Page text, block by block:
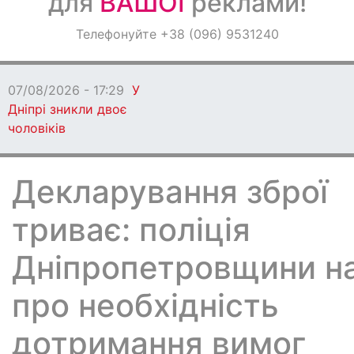
ОголошенняТелефонуйте +38 (096) 9531240
07/08/2026 - 17:29 У
Дніпрі зникли двоє
чоловіків
Декларування зброї
триває: поліція
Дніпропетровщини
про необхідність
дотримання вимог